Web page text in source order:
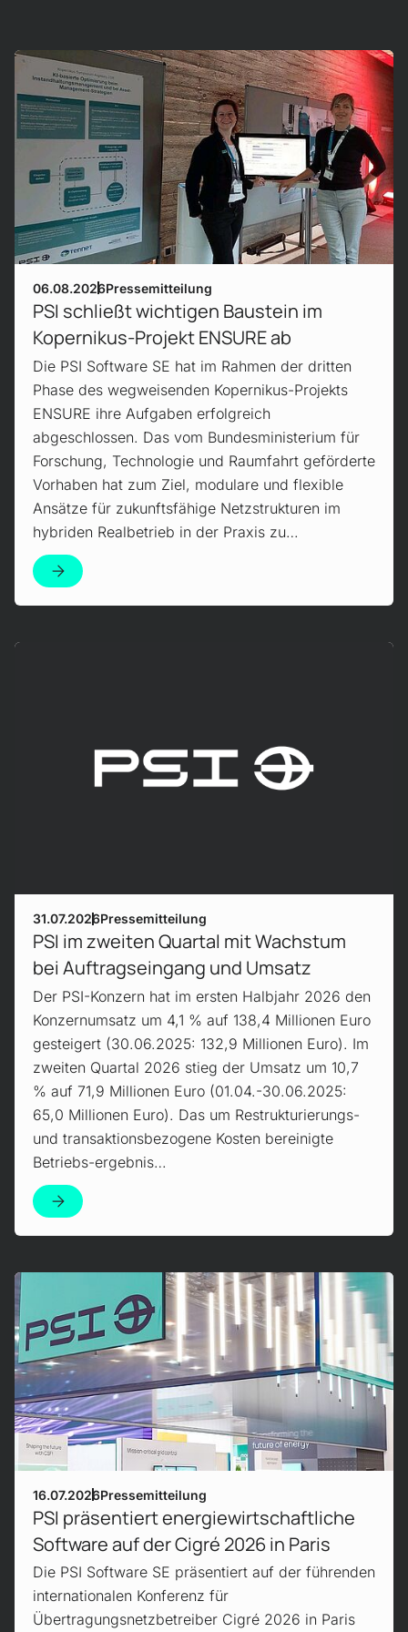
06.08.2026Pressemitteilung
PSI schließt wichtigen Baustein im
Kopernikus-Projekt ENSURE ab
Die PSI Software SE hat im Rahmen der dritten
Phase des wegweisenden Kopernikus-Projekts
ENSURE ihre Aufgaben erfolgreich
abgeschlossen. Das vom Bundesministerium für
Forschung, Technologie und Raumfahrt geförderte
Vorhaben hat zum Ziel, modulare und flexible
Ansätze für zukunftsfähige Netzstrukturen im
hybriden Realbetrieb in der Praxis zu…
Mehr erfahren!
31.07.2026Pressemitteilung
PSI im zweiten Quartal mit Wachstum
bei Auftragseingang und Umsatz
Der PSI-Konzern hat im ersten Halbjahr 2026 den
Konzernumsatz um 4,1 % auf 138,4 Millionen Euro
gesteigert (30.06.2025: 132,9 Millionen Euro). Im
zweiten Quartal 2026 stieg der Umsatz um 10,7
% auf 71,9 Millionen Euro (01.04.-30.06.2025:
65,0 Millionen Euro). Das um Restrukturierungs-
und transaktionsbezogene Kosten bereinigte
Betriebs-ergebnis…
16.07.2026Pressemitteilung
PSI präsentiert energiewirtschaftliche
Software auf der Cigré 2026 in Paris
Die PSI Software SE präsentiert auf der führenden
internationalen Konferenz für
Übertragungsnetzbetreiber Cigré 2026 in Paris